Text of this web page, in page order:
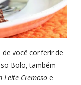
de você conferir de
Bolo, também
Leite Cremoso e